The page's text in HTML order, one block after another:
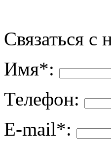
Связаться с
Имя*:
Телефон:
E-mail*: